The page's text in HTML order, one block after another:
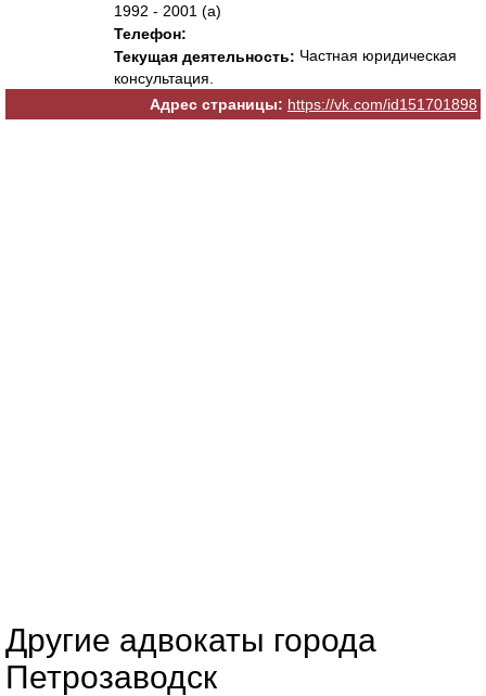
1992 - 2001 (а)
Телефон:
Текущая деятельность: Частная юридическая
консультация.
Адрес страницы: https://vk.com/id151701898
Другие адвокаты города
Петрозаводск